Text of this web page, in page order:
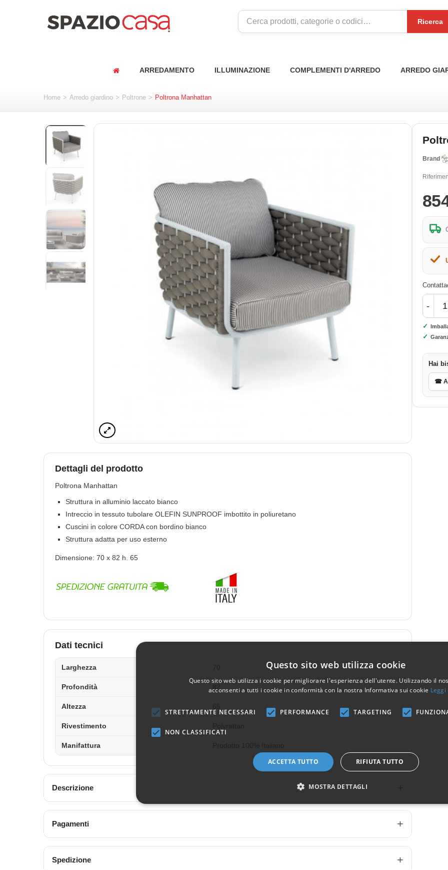
Ricerca
ARREDAMENTO ILLUMINAZIONE COMPLEMENTI D'ARREDO ARREDO
Home > Arredo giardino > Poltrone > Poltrona Manhattan
Dettagli del prodotto
Poltrona Manhattan
Struttura in alluminio laccato bianco
Intreccio in tessuto tubolare OLEFIN SUNPROOF imbottito in poliuretano
Cuscini in colore CORDA con bordino bianco
Struttura adatta per uso esterno
Dimensione: 70 x 82 h. 65
Dati tecnici
Larghezza
Profondità
Altezza
Rivestimento
Manifattura
Descrizione
Pagamenti
Spedizione
Brand
-
✓
✓
Hai
☎
Questo sito web utilizza cookie
Questo sito web utilizza i cookie per migliorare l'esperienza dell'utente. Utilizzando il
acconsenti a tutti i cookie in conformità con la nostra Informativa sui cookie
STRETTAMENTE NECESSARI PERFORMANCE TARGETING
NON CLASSIFICATI
ACCETTA TUTTO RIFIUTA TUTTO
MOSTRA DETTAGLI